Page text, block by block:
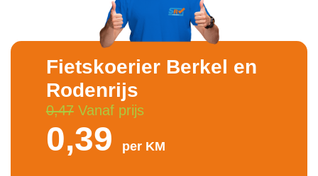
Fietskoerier Berkel en
Rodenrijs
0,47Vanaf prijs
0,39 per KM